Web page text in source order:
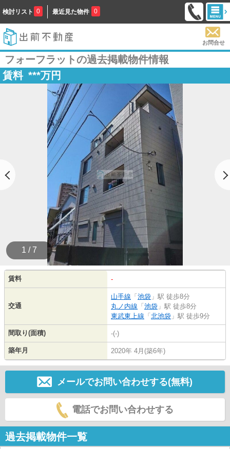
検討リスト 0 最近見た物件 0
お問合せ
フォーフラットの過去掲載物件情報
賃料 ***万円
1 / 7
賃料 -
交通
山手線 「 池袋 」駅 徒歩8分
丸ノ内線 「 池袋 」駅 徒歩8分
東武東上線 「 北池袋 」駅 徒歩9分
間取り(面積) -(-)
築年月 2020年 4月(築6年)
メールでお問い合わせする(無料)
電話でお問い合わせする
過去掲載物件一覧